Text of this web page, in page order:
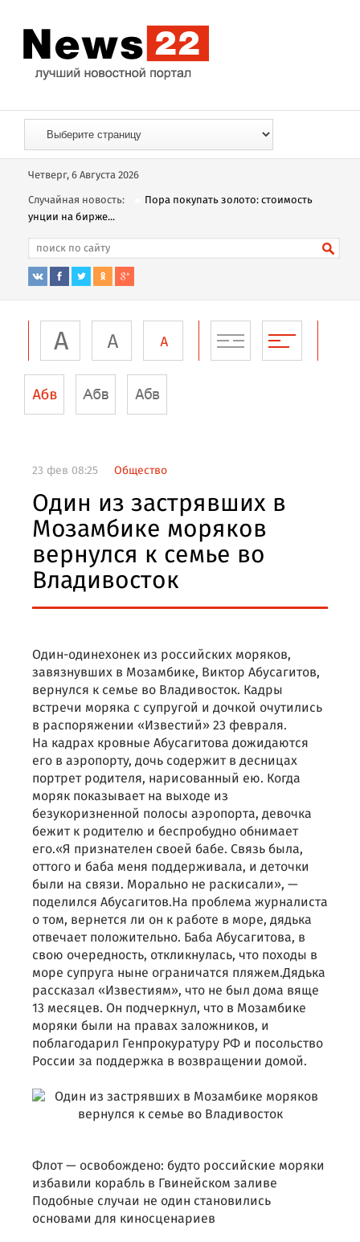
Четверг, 6 Августа 2026
Случайная новость:
Пора покупать золото: стоимость
унции на бирже...
23 фев 08:25 Общество
Один из застрявших в
Мозамбике моряков
вернулся к семье во
Владивосток
Один-одинехонек из российских моряков,
завязнувших в Мозамбике, Виктор Абусагитов,
вернулся к семье во Владивосток. Кадры
встречи моряка с супругой и дочкой очутились
в распоряжении «Известий» 23 февраля.
На кадрах кровные Абусагитова дожидаются
его в аэропорту, дочь содержит в десницах
портрет родителя, нарисованный ею. Когда
моряк показывает на выходе из
безукоризненной полосы аэропорта, девочка
бежит к родителю и беспробудно обнимает
его.«Я признателен своей бабе. Связь была,
оттого и баба меня поддерживала, и деточки
были на связи. Морально не раскисали», —
поделился Абусагитов.На проблема журналиста
о том, вернется ли он к работе в море, дядька
отвечает положительно. Баба Абусагитова, в
свою очередность, откликнулась, что походы в
море супруга ныне ограничатся пляжем.Дядька
рассказал «Известиям», что не был дома вяще
13 месяцев. Он подчеркнул, что в Мозамбике
моряки были на правах заложников, и
поблагодарил Генпрокуратуру РФ и посольство
России за поддержка в возвращении домой.
Флот — освобождено: будто российские моряки
избавили корабль в Гвинейском заливе
Подобные случаи не один становились
основами для киносценариев